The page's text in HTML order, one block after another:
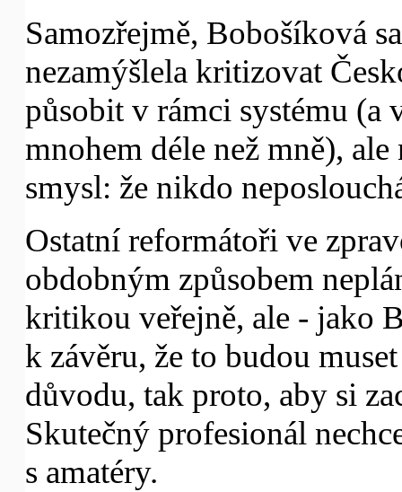
Samozřejmě, Bobošíková
nezamýšlela kritizovat
působit v rámci systému
mnohem déle než mně),
smysl: že nikdo
Ostatní reformátoři ve
obdobným způsobem
kritikou veřejně, ale - jako
k závěru, že to budou
důvodu, tak proto, aby si
Skutečný profesionál
s amatéry.